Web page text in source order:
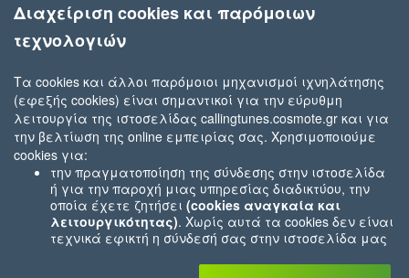
Διαχείριση cookies και παρόμοιων
τεχνολογιών
Τα cookies και άλλοι παρόμοιοι μηχανισμοί ιχνηλάτησης
(εφεξής cookies) είναι σημαντικοί για την εύρυθμη
λειτουργία της ιστοσελίδας callingtunes.cosmote.gr και για
την βελτίωση της online εμπειρίας σας. Χρησιμοποιούμε
cookies για:
την πραγματοποίηση της σύνδεσης στην ιστοσελίδα
ή για την παροχή μιας υπηρεσίας διαδικτύου, την
οποία έχετε ζητήσει (cookies αναγκαία και
λειτουργικότητας). Χωρίς αυτά τα cookies δεν είναι
τεχνικά εφικτή η σύνδεσή σας στην ιστοσελίδα μας
που εσείς μας ζητήσατε (π.χ.cookies που αφορούν